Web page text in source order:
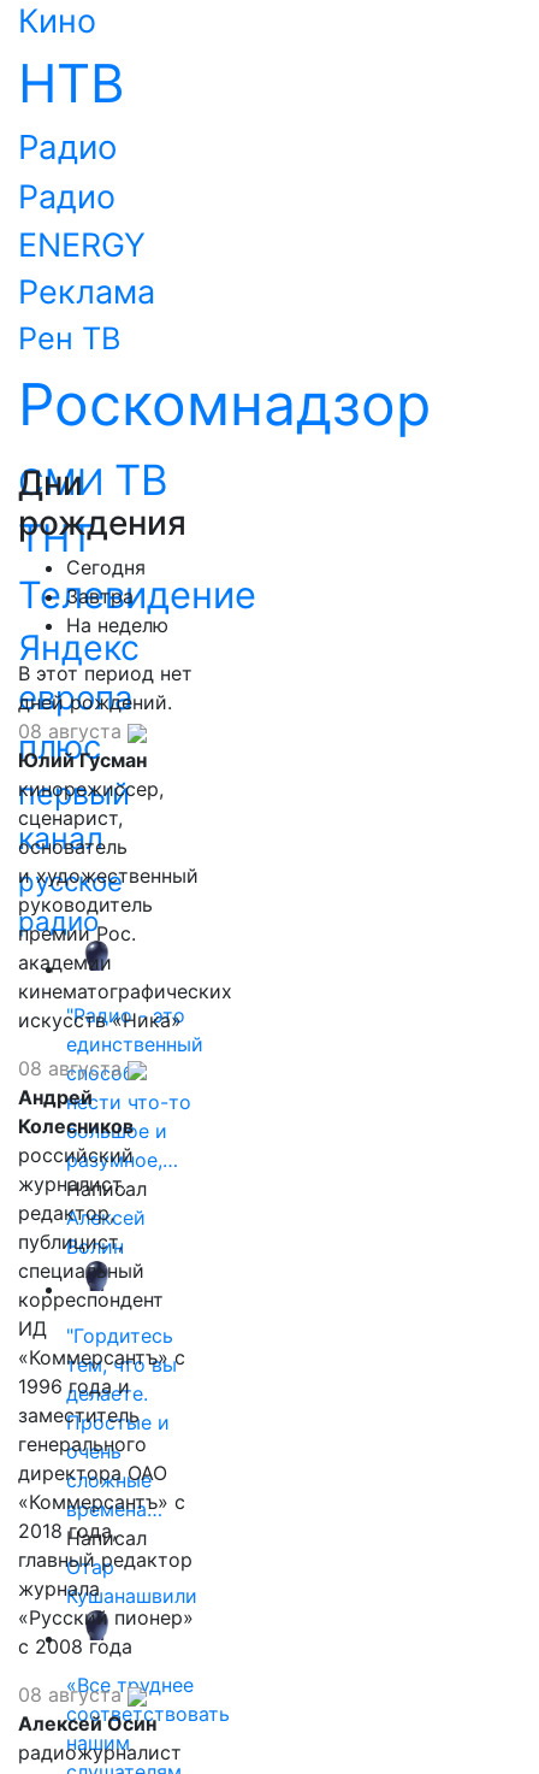
Кино
НТВ
Радио
Радио
ENERGY
Реклама
Рен ТВ
Роскомнадзор
СМИ ТВ
ТНТ
Телевидение
Яндекс
европа
плюс
первый
канал
русское
радио
"Радио - это
единственный
способ
нести что-то
большое и
разумное,…
Написал
Алексей
Волин
"Гордитесь
тем, что вы
делаете.
Простые и
очень
сложные
времена…
Написал
Отар
Кушанашвили
«Все труднее
соответствовать
нашим
Дни
рождения
Сегодня
Завтра
На неделю
В этот период нет
дней рождений.
08 августа
Юлий Гусман
кинорежиссер,
сценарист,
основатель
и художественный
руководитель
премии Рос.
академии
кинематографических
искусств «Ника»
08 августа
Андрей
Колесников
российский
журналист,
редактор,
публицист,
специальный
корреспондент
ИД
«Коммерсантъ» с
1996 года и
заместитель
генерального
директора ОАО
«Коммерсантъ» с
2018 года,
главный редактор
журнала
«Русский пионер»
с 2008 года
08 августа
Алексей Осин
радиожурналист